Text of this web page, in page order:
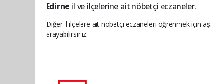
Edirne il ve ilçelerine ait nöbetçi eczaneler.
Diğer il ilçelere ait nöbetçi eczaneleri öğrenmek için
arayabilirsiniz.